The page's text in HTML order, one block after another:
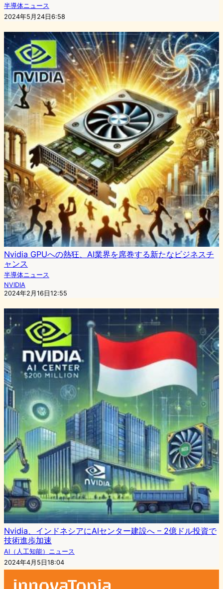
半導体ニュース
2024年5月24日6:58
Nvidia GPUへの熱狂、AI業界を席巻する新たなビジネスチ
ャンス
半導体ニュース
NVIDIA
2024年2月16日12:55
Nvidia、インドネシアにAIセンター建設へ – 2億ドル投資で
技術進歩加速
AI（人工知能）ニュース
2024年4月5日18:04